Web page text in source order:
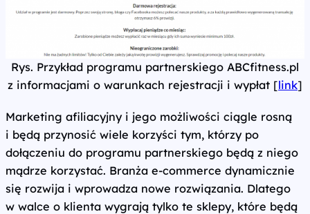
Rys. Przykład programu partnerskiego ABCfitness.pl
z informacjami o warunkach rejestracji i wypłat [link]
Marketing afiliacyjny i jego możliwości ciągle rosną
i będą przynosić wiele korzyści tym, którzy po
dołączeniu do programu partnerskiego będą z niego
mądrze korzystać. Branża e‑commerce dynamicznie
się rozwija i wprowadza nowe rozwiązania. Dlatego
w walce o klienta wygrają tylko te sklepy, które będą